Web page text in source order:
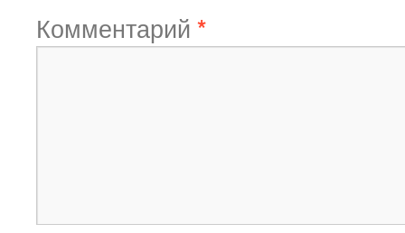
Комментарий *